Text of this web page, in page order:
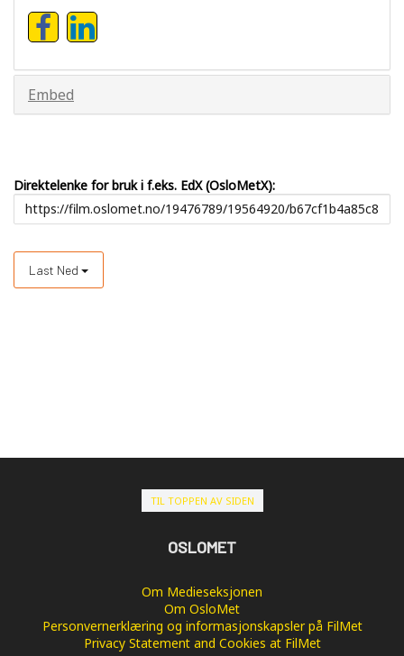
Embed
Direktelenke for bruk i f.eks. EdX (OsloMetX):
Last Ned
TIL TOPPEN AV SIDEN
OSLOMET
Om Medieseksjonen
Om OsloMet
Personvernerklæring og informasjonskapsler på FilMet
Privacy Statement and Cookies at FilMet